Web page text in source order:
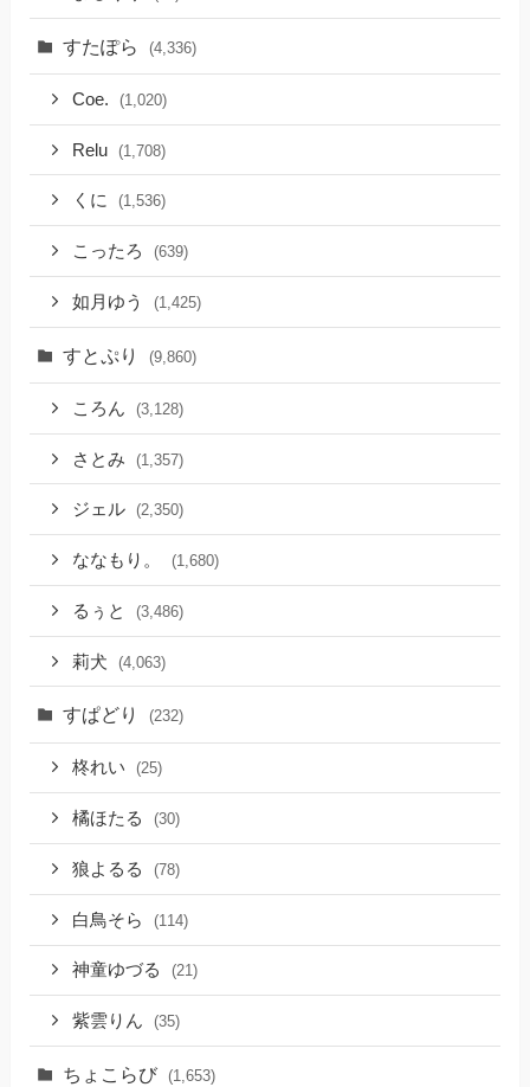
すたぽら (4,336)
Coe. (1,020)
Relu (1,708)
くに (1,536)
こったろ (639)
如月ゆう (1,425)
すとぷり (9,860)
ころん (3,128)
さとみ (1,357)
ジェル (2,350)
ななもり。 (1,680)
るぅと (3,486)
莉犬 (4,063)
すぱどり (232)
柊れい (25)
橘ほたる (30)
狼よるる (78)
白鳥そら (114)
神童ゆづる (21)
紫雲りん (35)
ちょこらび (1,653)